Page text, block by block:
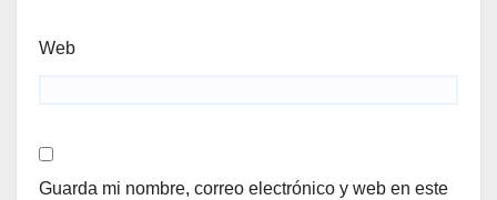
Web
Guarda mi nombre, correo electrónico y web en este